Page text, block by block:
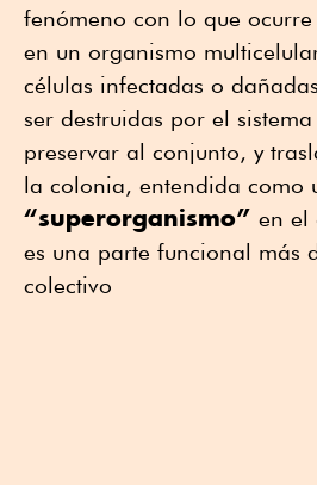
fenómeno con lo que
en un organismo
células infectadas o
ser destruidas por el
preservar al conjunto, y
la colonia, entendida como
“superorganismo” en el
es una parte funcional más
colectivo